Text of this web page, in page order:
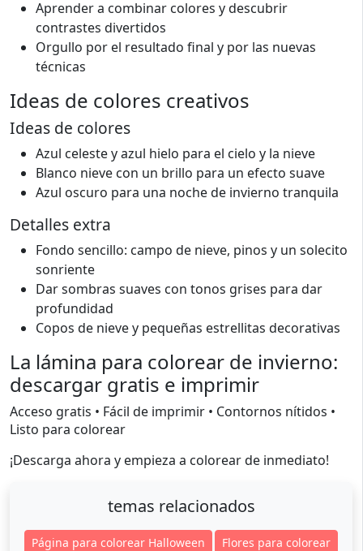
Aprender a combinar colores y descubrir
contrastes divertidos
Orgullo por el resultado final y por las nuevas
técnicas
Ideas de colores creativos
Ideas de colores
Azul celeste y azul hielo para el cielo y la nieve
Blanco nieve con un brillo para un efecto suave
Azul oscuro para una noche de invierno tranquila
Detalles extra
Fondo sencillo: campo de nieve, pinos y un solecito
sonriente
Dar sombras suaves con tonos grises para dar
profundidad
Copos de nieve y pequeñas estrellitas decorativas
La lámina para colorear de invierno:
descargar gratis e imprimir
Acceso gratis • Fácil de imprimir • Contornos nítidos •
Listo para colorear
¡Descarga ahora y empieza a colorear de inmediato!
temas relacionados
Página para colorear Halloween
Flores para colorear